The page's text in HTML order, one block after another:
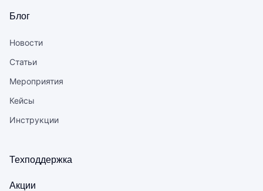
Блог
Новости
Статьи
Мероприятия
Кейсы
Инструкции
Техподдержка
Акции